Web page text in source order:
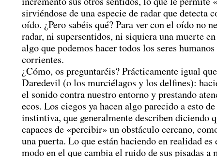
sirviéndose de una especie de radar que detecta
oído. ¿Pero sabéis qué? Para ver con el oído no
radar, ni supersentidos, ni siquiera una muerte
algo que podemos hacer todos los seres
corrientes.
¿Cómo, os preguntaréis? Prácticamente igual
Daredevil (o los murciélagos y los delfines):
el sonido contra nuestro entorno y prestando
ecos. Los ciegos ya hacen algo parecido a esto
instintiva, que generalmente describen diciendo
capaces de «percibir» un obstáculo cercano,
una puerta. Lo que están haciendo en realidad es
modo en el que cambia el ruido de sus pisadas a